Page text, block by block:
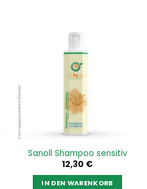
Sanoll Shampoo sensitiv
12,30 €
IN DEN WARENKORB